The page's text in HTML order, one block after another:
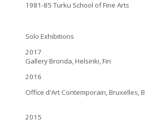
1981-85 Turku School of Fine Arts
Solo Exhibitions
2017
Gallery Bronda, Helsinki, Fin
2016
Office d'Art Contemporain, Bruxelles, B
2015